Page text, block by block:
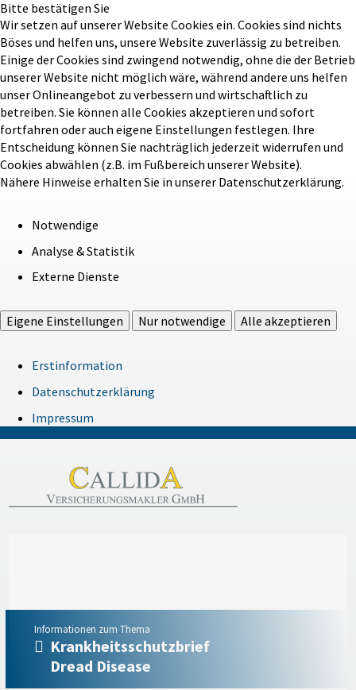
Bitte bestätigen Sie
Wir setzen auf unserer Website Cookies ein. Cookies sind nichts
Böses und helfen uns, unsere Website zuverlässig zu betreiben.
Einige der Cookies sind zwingend notwendig, ohne die der Betrieb
unserer Website nicht möglich wäre, während andere uns helfen
unser Onlineangebot zu verbessern und wirtschaftlich zu
betreiben. Sie können alle Cookies akzeptieren und sofort
fortfahren oder auch eigene Einstellungen festlegen. Ihre
Entscheidung können Sie nachträglich jederzeit widerrufen und
Cookies abwählen (z.B. im Fußbereich unserer Website).
Nähere Hinweise erhalten Sie in unserer Datenschutzerklärung.
Notwendige
Analyse & Statistik
Externe Dienste
Eigene Einstellungen Nur notwendige Alle akzeptieren
Erstinformation
Datenschutzerklärung
Impressum
Informationen zum Thema
Krankheitsschutzbrief
Dread Disease